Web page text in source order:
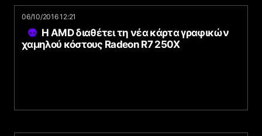
06/10/2016 12:21
Η AMD διαθέτει τη νέα κάρτα γραφικών
χαμηλού κόστους Radeon R7 250X